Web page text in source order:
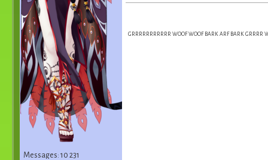
Messages: 10 231
GRRRRRRRRRRR WOOF WOOF BARK ARF BARK GRRRR